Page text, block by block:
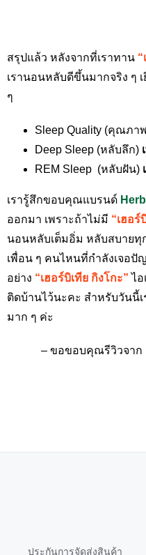
สรุปแล้ว หลังจากที่เราทาน
เรานอนหลับดีขึ้นมากจริง ๆ
ๆ
Sleep Quality (คุณภา
Deep Sleep (หลับลึก)
REM Sleep (หลับฝัน)
เรารู้สึกขอบคุณแบรนด์
ออกมา เพราะถ้าไม่มี “เฮอร์
นอนหลับเต็มอิ่ม หลับสบาย
เพื่อน ๆ คนไหนที่กำลังเจอปั
อย่าง “เฮอร์บิเทีย กิงโกะ” ไ
ติดบ้านไว้นะคะ สำหรับวันนี้
มาก ๆ ค่ะ
– ขอขอบคุณรีวิวจา
ประกันการจัดส่งสินค้า